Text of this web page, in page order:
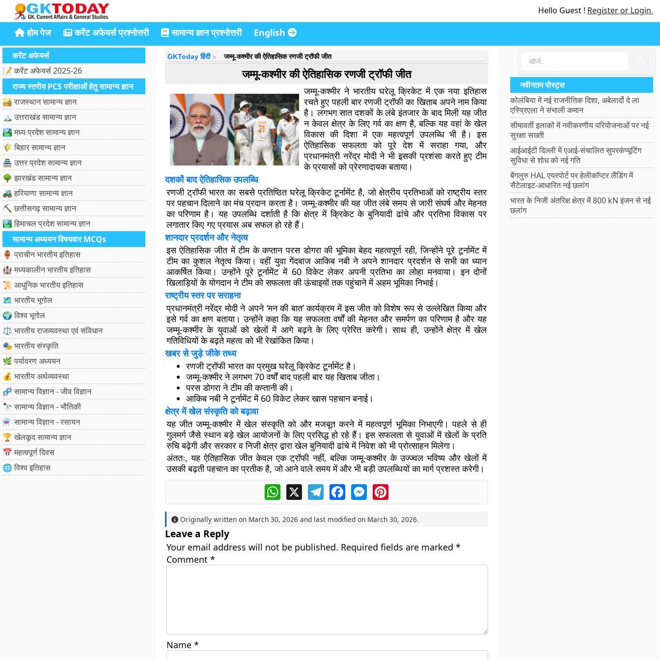
Hello Guest ! Register or Login
होम पेज करेंट अफेयर्स प्रश्नोत्तरी सामान्य ज्ञान प्रश्नोत्तरी English
करेंट अफेयर्स
📝 करेंट अफेयर्स 2025-26
राज्य स्तरीय PCS परीक्षाओं हेतु सामान्य ज्ञान
🏜️ राजस्थान सामान्य ज्ञान
🏔️ उत्तराखंड सामान्य ज्ञान
🏞️ मध्य प्रदेश सामान्य ज्ञान
🌾 बिहार सामान्य ज्ञान
🏯 उत्तर प्रदेश सामान्य ज्ञान
🌳 झारखंड सामान्य ज्ञान
🚜 हरियाणा सामान्य ज्ञान
⛏️ छत्तीसगढ़ सामान्य ज्ञान
🏞️ हिमाचल प्रदेश सामान्य ज्ञान
सामान्य अध्ययन विषयवार MCQs
🏺 प्राचीन भारतीय इतिहास
🏰 मध्यकालीन भारतीय इतिहास
📜 आधुनिक भारतीय इतिहास
🗺️ भारतीय भूगोल
🌍 विश्व भूगोल
⚖️ भारतीय राजव्यवस्था एवं संविधान
🎭 भारतीय संस्कृति
🌿 पर्यावरण अध्ययन
💰 भारतीय अर्थव्यवस्था
🧬 सामान्य विज्ञान - जीव विज्ञान
🔭 सामान्य विज्ञान - भौतिकी
⚗️ सामान्य विज्ञान - रसायन
🏆 खेलकूद सामान्य ज्ञान
📅 महत्वपूर्ण दिवस
🌐 विश्व इतिहास
GKToday हिंदी जम्मू-कश्मीर की ऐतिहासिक रणजी ट्रॉफी जीत
जम्मू-कश्मीर की ऐतिहासिक रणजी ट्रॉफी जीत
जम्मू-कश्मीर ने भारतीय घरेलू क्रिकेट में एक नया इतिहास
रचते हुए पहली बार रणजी ट्रॉफी का खिताब अपने नाम किया
है। लगभग सात दशकों के लंबे इंतजार के बाद मिली यह जीत
न केवल क्षेत्र के लिए गर्व का क्षण है, बल्कि यह वहां के खेल
विकास की दिशा में एक महत्वपूर्ण उपलब्धि भी है। इस
ऐतिहासिक सफलता को पूरे देश में सराहा गया, और
प्रधानमंत्री नरेंद्र मोदी ने भी इसकी प्रशंसा करते हुए टीम
के प्रयासों को प्रेरणादायक बताया।
दशकों बाद ऐतिहासिक उपलब्धि
रणजी ट्रॉफी भारत का सबसे प्रतिष्ठित घरेलू क्रिकेट टूर्नामेंट है, जो क्षेत्रीय प्रतिभाओं को राष्ट्रीय स्तर
पर पहचान दिलाने का मंच प्रदान करता है। जम्मू-कश्मीर की यह जीत लंबे समय से जारी संघर्ष और मेहनत
का परिणाम है। यह उपलब्धि दर्शाती है कि क्षेत्र में क्रिकेट के बुनियादी ढांचे और प्रतिभा विकास पर
लगातार किए गए प्रयास अब सफल हो रहे हैं।
शानदार प्रदर्शन और नेतृत्व
इस ऐतिहासिक जीत में टीम के कप्तान परस डोगरा की भूमिका बेहद महत्वपूर्ण रही, जिन्होंने पूरे टूर्नामेंट में
टीम का कुशल नेतृत्व किया। वहीं युवा गेंदबाज आकिब नबी ने अपने शानदार प्रदर्शन से सभी का ध्यान
आकर्षित किया। उन्होंने पूरे टूर्नामेंट में 60 विकेट लेकर अपनी प्रतिभा का लोहा मनवाया। इन दोनों
खिलाड़ियों के योगदान ने टीम को सफलता की ऊंचाइयों तक पहुंचाने में अहम भूमिका निभाई।
राष्ट्रीय स्तर पर सराहना
प्रधानमंत्री नरेंद्र मोदी ने अपने ‘मन की बात’ कार्यक्रम में इस जीत को विशेष रूप से उल्लेखित किया और
इसे गर्व का क्षण बताया। उन्होंने कहा कि यह सफलता वर्षों की मेहनत और समर्पण का परिणाम है और यह
जम्मू-कश्मीर के युवाओं को खेलों में आगे बढ़ने के लिए प्रेरित करेगी। साथ ही, उन्होंने क्षेत्र में खेल
गतिविधियों के बढ़ते महत्व को भी रेखांकित किया।
खबर से जुड़े जीके तथ्य
रणजी ट्रॉफी भारत का प्रमुख घरेलू क्रिकेट टूर्नामेंट है।
जम्मू-कश्मीर ने लगभग 70 वर्षों बाद पहली बार यह खिताब जीता।
परस डोगरा ने टीम की कप्तानी की।
आकिब नबी ने टूर्नामेंट में 60 विकेट लेकर खास पहचान बनाई।
क्षेत्र में खेल संस्कृति को बढ़ावा
यह जीत जम्मू-कश्मीर में खेल संस्कृति को और मजबूत करने में महत्वपूर्ण भूमिका निभाएगी। पहले से ही
गुलमर्ग जैसे स्थान बड़े खेल आयोजनों के लिए प्रसिद्ध हो रहे हैं। इस सफलता से युवाओं में खेलों के प्रति
रुचि बढ़ेगी और सरकार व निजी क्षेत्र द्वारा खेल बुनियादी ढांचे में निवेश को भी प्रोत्साहन मिलेगा।
अंततः, यह ऐतिहासिक जीत केवल एक ट्रॉफी नहीं, बल्कि जम्मू-कश्मीर के उज्ज्वल भविष्य और खेलों में
उसकी बढ़ती पहचान का प्रतीक है, जो आने वाले समय में और भी बड़ी उपलब्धियों का मार्ग प्रशस्त करेगी।
WhatsApp
X TelegramFacebookMessengerPinterest
Originally written on March 30, 2026 and last modified on March 30, 2026.
Leave a Reply
Your email address will not be published. Required fields are marked *
Comment *
Name *
नवीनतम पोस्ट्स
कोलंबिया में नई राजनीतिक दिशा, अबेलार्दो दे ला
एस्प्रिएला ने संभाली कमान
सीमावर्ती इलाकों में नवीकरणीय परियोजनाओं पर नई
सुरक्षा सख्ती
आईआईटी दिल्ली में एआई-संचालित सुपरकंप्यूटिंग
सुविधा से शोध को नई गति
बेंगलुरु HAL एयरपोर्ट पर हेलीकॉप्टर लैंडिंग में
सैटेलाइट-आधारित नई छलांग
भारत के निजी अंतरिक्ष क्षेत्र में 800 kN इंजन से नई
छलांग